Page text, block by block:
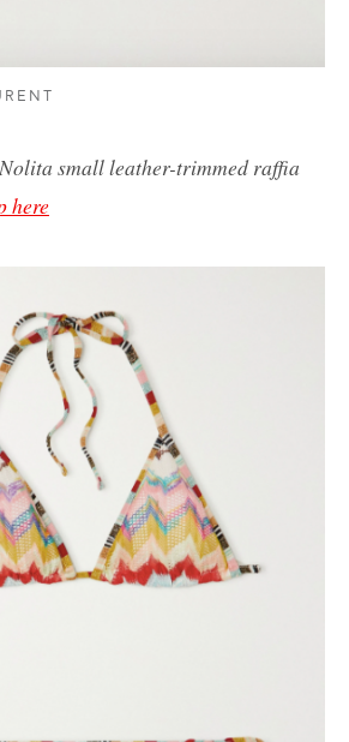
small leather-trimmed raffia
here